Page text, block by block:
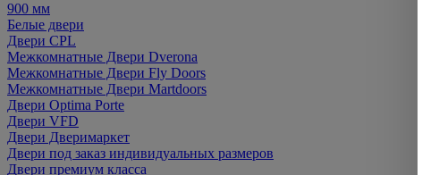
900 мм
Белые двери
Двери CPL
Межкомнатные Двери Dverona
Межкомнатные Двери Fly Doors
Межкомнатные Двери Martdoors
Двери Optima Porte
Двери VFD
Двери Дверимаркет
Двери под заказ индивидуальных размеров
Двери премиум класса